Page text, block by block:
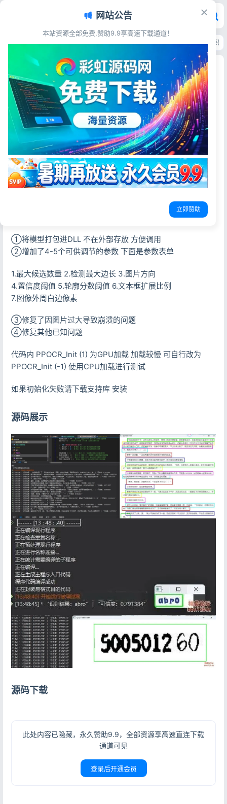
首页>源码资源>AI工具源码>PaddleOCRv5 文字识别 易语言完整调用源码
PaddleOCRv5 文字识别 易语言完整调用源码
彩虹源码网
2026-06-07 17阅读
源码简介
彩虹源码网分享PaddleOCRv5版本易语言调用全套源码，附
带DLL声明、调用示例、依赖文件清单与两种调用方案，源码
完整可用，上手简单，支持本地离线图片、截图文字识别，
适配CPU/GPU环境。
①将模型打包进DLL 不在外部存放 方便调用
②增加了4-5个可供调节的参数 下面是参数表单
1.最大候选数量 2.检测最大边长 3.图片方向
4.置信度阈值 5.轮廓分数阈值 6.文本框扩展比例
7.图像外周白边像素
③修复了因图片过大导致崩溃的问题
④修复其他已知问题
代码内 PPOCR_Init (1) 为GPU加载 加载较慢 可自行改为
PPOCR_Init (-1) 使用CPU加载进行测试
如果初始化失败请下载支持库 安装
源码展示
源码下载
此处内容已隐藏，永久赞助9.9，全部资源享高速直连下载
通道可见
登录后开通会员
网站公告
本站资源全部免费,赞助9.9享高速下载通道！
立即赞助